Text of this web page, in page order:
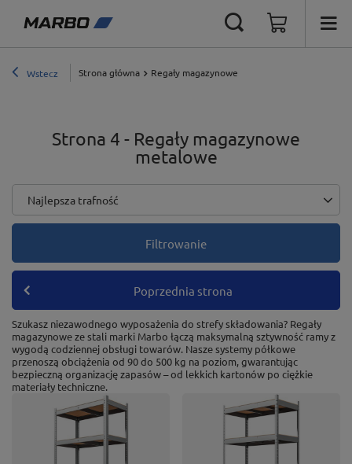
Wstecz Strona główna Regały magazynowe
Strona 4 - Regały magazynowe
metalowe
Zmień sortowanie
Najlepsza trafność
Filtrowanie
Poprzednia strona
Szukasz niezawodnego wyposażenia do strefy składowania? Regały
magazynowe ze stali marki Marbo łączą maksymalną sztywność ramy z
wygodą codziennej obsługi towarów. Nasze systemy półkowe
przenoszą obciążenia od 90 do 500 kg na poziom, gwarantując
bezpieczną organizację zapasów – od lekkich kartonów po ciężkie
materiały techniczne.